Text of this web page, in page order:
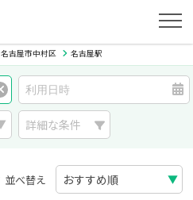
名古屋市中村区 名古屋駅
詳細な条件
並べ替え